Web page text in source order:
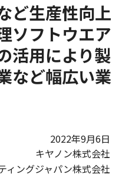
ど生産性向上
ソフトウエア
活用により製
など幅広い業
2022年9月6日
キヤノン株式会社
ィングジャパン株式会社